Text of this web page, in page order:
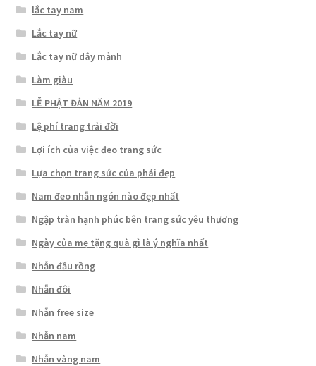
lắc tay nam
Lắc tay nữ
Lắc tay nữ dây mảnh
Làm giàu
LỄ PHẬT ĐẢN NĂM 2019
Lệ phí trang trải đời
Lợi ích của việc đeo trang sức
Lựa chọn trang sức của phái đẹp
Nam đeo nhẫn ngón nào đẹp nhất
Ngập tràn hạnh phúc bên trang sức yêu thương
Ngày của mẹ tặng quà gì là ý nghĩa nhất
Nhẫn đầu rồng
Nhẫn đôi
Nhẫn free size
Nhẫn nam
Nhẫn vàng nam